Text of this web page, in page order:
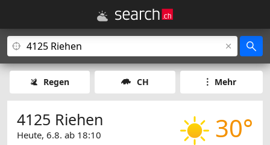
Regen CH Mehr
30°
4125 Riehen
Heute, 6.8. ab 18:10